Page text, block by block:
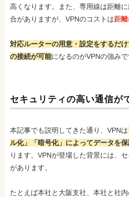
高くなります。また、専用線は距離
合がありますが、VPNのコストは距
対応ルーターの用意・設定をするだ
の接続が可能になるのがVPNの強みで
セキュリティの高い通信が
本記事でも説明してきた通り、VPNは
ル化」「暗号化」によってデータを
ります。VPNが登場した背景には、
があります。
たとえば本社と大阪支社、本社と社内